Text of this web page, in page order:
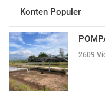
Konten Populer
2609